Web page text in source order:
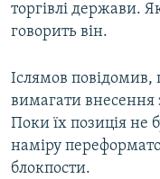
торгівлі держави.
говорить він.
Іслямов повідомив,
вимагати внесення
Поки їх позиція не
наміру
блокпости.